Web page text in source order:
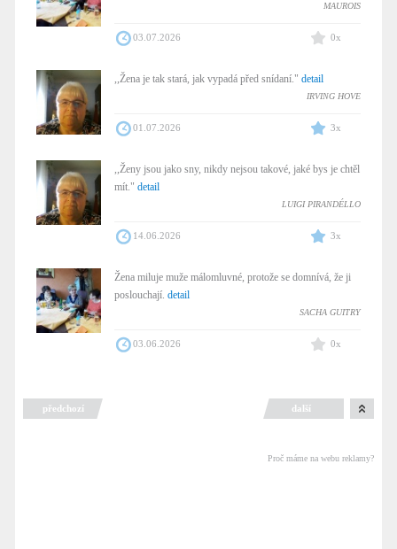
MAUROIS
03.07.2026 0x
,,Žena je tak stará, jak vypadá před snídaní." detail
IRVING HOVE
01.07.2026 3x
,,Ženy jsou jako sny, nikdy nejsou takové, jaké bys je chtěl
mít." detail
LUIGI PIRANDÉLLO
14.06.2026 3x
Žena miluje muže málomluvné, protože se domnívá, že ji
poslouchají. detail
SACHA GUITRY
03.06.2026 0x
předchozí další
Proč máme na webu reklamy?